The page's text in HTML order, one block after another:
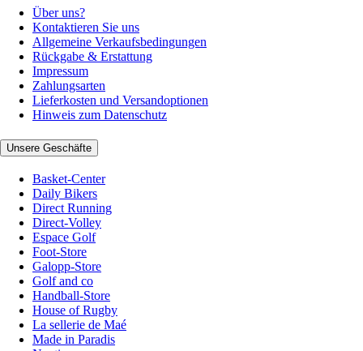
Über uns?
Kontaktieren Sie uns
Allgemeine Verkaufsbedingungen
Rückgabe & Erstattung
Impressum
Zahlungsarten
Lieferkosten und Versandoptionen
Hinweis zum Datenschutz
Unsere Geschäfte
Basket-Center
Daily Bikers
Direct Running
Direct-Volley
Espace Golf
Foot-Store
Galopp-Store
Golf and co
Handball-Store
House of Rugby
La sellerie de Maé
Made in Paradis